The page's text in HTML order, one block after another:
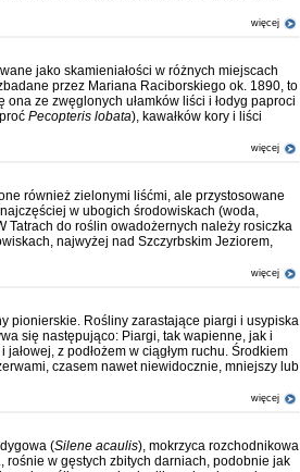
więcej
jako skamieniałości w różnych miejscach
przez Mariana Raciborskiego ok. 1890, to
ze zwęglonych ułamków liści i łodyg paproci
Pecopteris lobata), kawałków kory i liści
więcej
również zielonymi liśćmi, ale przystosowane
w ubogich środowiskach (woda,
Tatrach do roślin owadożernych należy rosiczka
najwyżej nad Szczyrbskim Jeziorem,
więcej
pionierskie. Rośliny zarastające piargi i usypiska
się następująco: Piargi, tak wapienne, jak i
z podłożem w ciągłym ruchu. Środkiem
czasem nawet niewidocznie, mniejszy lub
więcej
(Silene acaulis), mokrzyca rozchodnikowa
rośnie w gęstych zbitych darniach, podobnie jak